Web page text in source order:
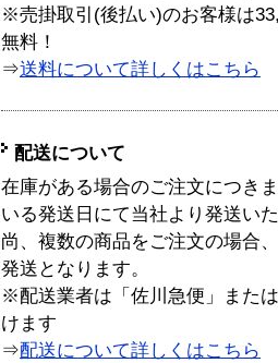
※売掛取引(後払い)のお客様は
無料！
⇒送料について詳しくはこちら
配送について
在庫がある場合のご注文につき
いる発送日にて当社より発送い
尚、複数の商品をご注文の場合
発送となります。
※配送業者は「佐川急便」また
けます
⇒配送について詳しくはこちら